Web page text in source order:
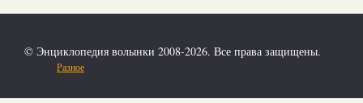
© Энциклопедия волынки 2008-2026. Все права защищены.
Разное